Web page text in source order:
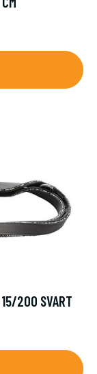
200 SVART